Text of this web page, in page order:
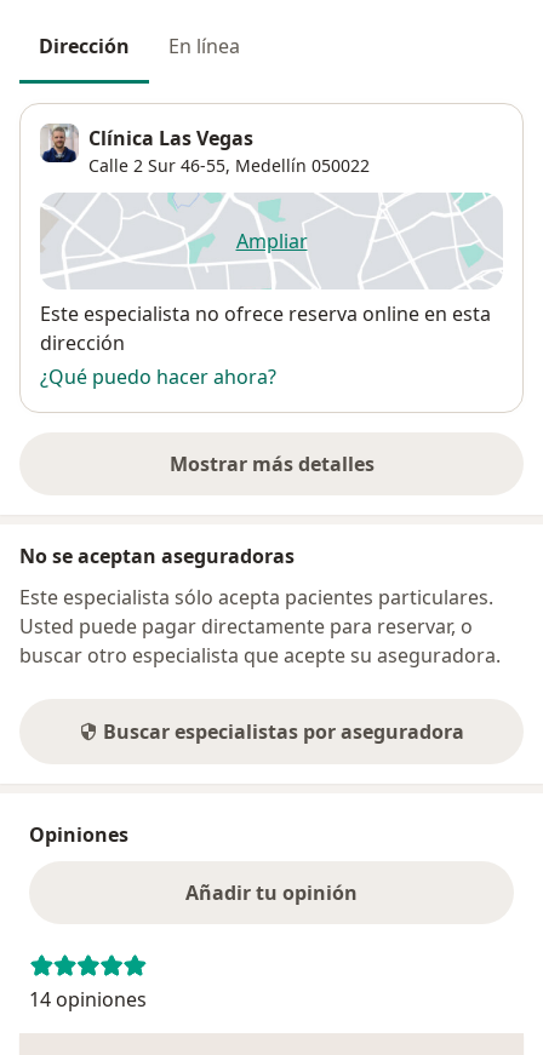
Dirección En línea
Clínica Las Vegas
Calle 2 Sur 46-55, Medellín 050022
Ampliarse abre en una nueva
Disponibilidad
Este especialista no ofrece reserva online en esta
dirección
¿Qué puedo hacer ahora?
Mostrar más detalles
sobre la dirección
No se aceptan aseguradoras
Este especialista sólo acepta pacientes particulares.
Usted puede pagar directamente para reservar, o
buscar otro especialista que acepte su aseguradora.
Buscar especialistas por aseguradora
Opiniones
Añadir tu opinión
14 opiniones